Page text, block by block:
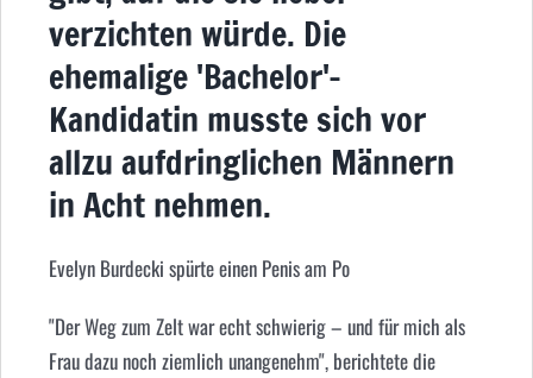
verzichten würde. Die
ehemalige 'Bachelor'-
Kandidatin musste sich vor
allzu aufdringlichen Männern
in Acht nehmen.
Evelyn Burdecki spürte einen Penis am Po
"Der Weg zum Zelt war echt schwierig – und für mich als
Frau dazu noch ziemlich unangenehm", berichtete die